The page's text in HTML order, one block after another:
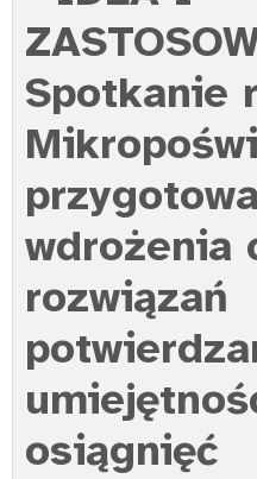
Spotkanie
wdrożenia
rozwiązań
osiągnięć